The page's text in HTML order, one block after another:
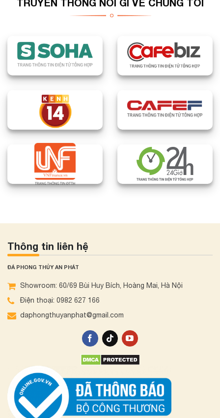
TRUYỀN THÔNG NÓI GÌ VỀ CHÚNG TÔI
Thông tin liên hệ
ĐÁ PHONG THỦY AN PHÁT
Showroom: 60/69 Bùi Huy Bích, Hoàng Mai, Hà Nội
Điện thoại: 0982 627 166
daphongthuyanphat@gmail.com